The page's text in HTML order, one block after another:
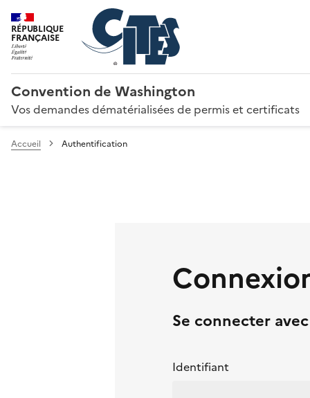
RÉPUBLIQUE
FRANÇAISE
Convention de Washington
Vos demandes dématérialisées de permis et certificats
Accueil Authentification
Se connecter
Identifiant